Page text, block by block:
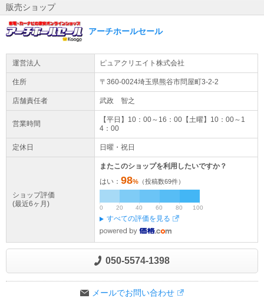
販売ショップ
アーチホールセール
運営法人 ピュアクリエイト株式会社
住所 〒360-0024埼玉県熊谷市問屋町3-2-2
店舗責任者 武政 智之
営業時間
【平日】10：00～16：00【土曜】10：00～1
4：00
定休日 日曜・祝日
ショップ評価
(最近6ヶ月)
またこのショップを利用したいですか？
はい： 98% （投稿数69件）
0 20 40 60 80 100
すべての評価を見る
050-5574-1398
メールでお問い合わせ